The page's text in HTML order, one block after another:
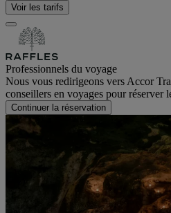
Voir les tarifs
Professionnels du voyage
Nous vous redirigeons vers Accor
conseillers en voyages pour réserver
Continuer la réservation